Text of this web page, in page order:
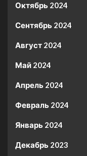
Октябрь 2024
Сентябрь 2024
Август 2024
Май 2024
Апрель 2024
Февраль 2024
Январь 2024
Декабрь 2023